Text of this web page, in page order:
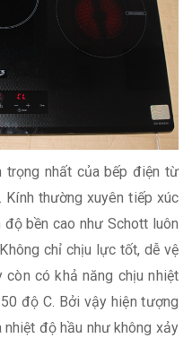
trọng nhất của bếp điện từ
Kính thường xuyên tiếp xúc
bền cao như Schott luôn
chỉ chịu lực tốt, dễ vệ
có khả năng chịu nhiệt
độ C. Bởi vậy hiện tượng
độ hầu như không xảy